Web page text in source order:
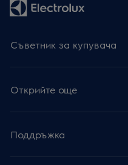
Съветник за купувача
Открийте още
Поддръжка